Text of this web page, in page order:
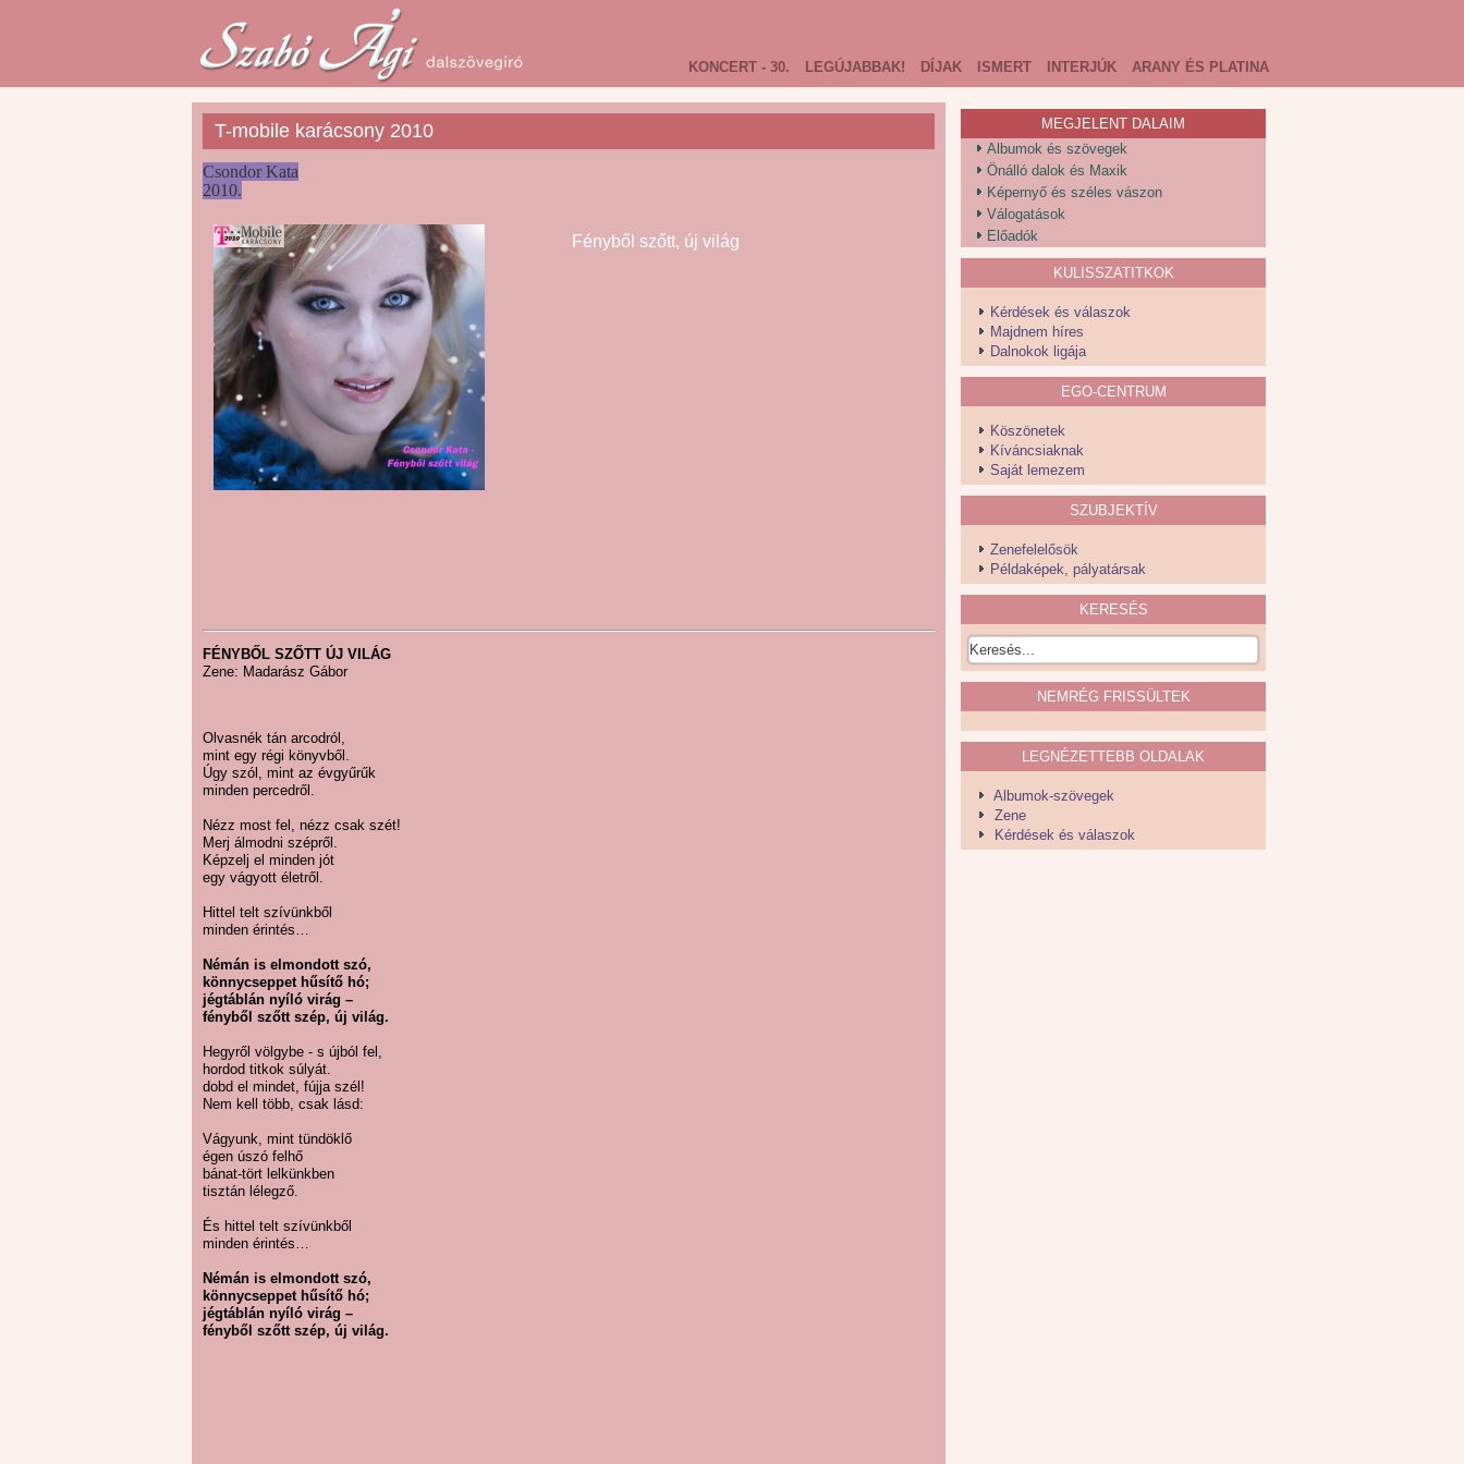
KONCERT - 30. LEGÚJABBAK! DÍJAK ISMERT INTERJÚK ARANY ÉS PLATINA
T-mobile karácsony 2010
Csondor Kata
2010.
Fényből szőtt, új világ
FÉNYBŐL SZŐTT ÚJ VILÁG
Zene: Madarász Gábor
Olvasnék tán arcodról,
mint egy régi könyvből.
Úgy szól, mint az évgyűrűk
minden percedről.
Nézz most fel, nézz csak szét!
Merj álmodni szépről.
Képzelj el minden jót
egy vágyott életről.
Hittel telt szívünkből
minden érintés…
Némán is elmondott szó,
könnycseppet hűsítő hó;
jégtáblán nyíló virág –
fényből szőtt szép, új világ.
Hegyről völgybe - s újból fel,
hordod titkok súlyát.
dobd el mindet, fújja szél!
Nem kell több, csak lásd:
Vágyunk, mint tündöklő
égen úszó felhő
bánat-tört lelkünkben
tisztán lélegző.
És hittel telt szívünkből
minden érintés…
Némán is elmondott szó,
könnycseppet hűsítő hó;
jégtáblán nyíló virág –
fényből szőtt szép, új világ.
MEGJELENT DALAIM
Albumok és szövegek
Önálló dalok és Maxik
Képernyő és széles vászon
Válogatások
Előadók
KULISSZATITKOK
Kérdések és válaszok
Majdnem híres
Dalnokok ligája
EGO-CENTRUM
Köszönetek
Kíváncsiaknak
Saját lemezem
SZUBJEKTÍV
Zenefelelősök
Példaképek, pályatársak
KERESÉS
NEMRÉG FRISSÜLTEK
LEGNÉZETTEBB OLDALAK
Albumok-szövegek
Zene
Kérdések és válaszok